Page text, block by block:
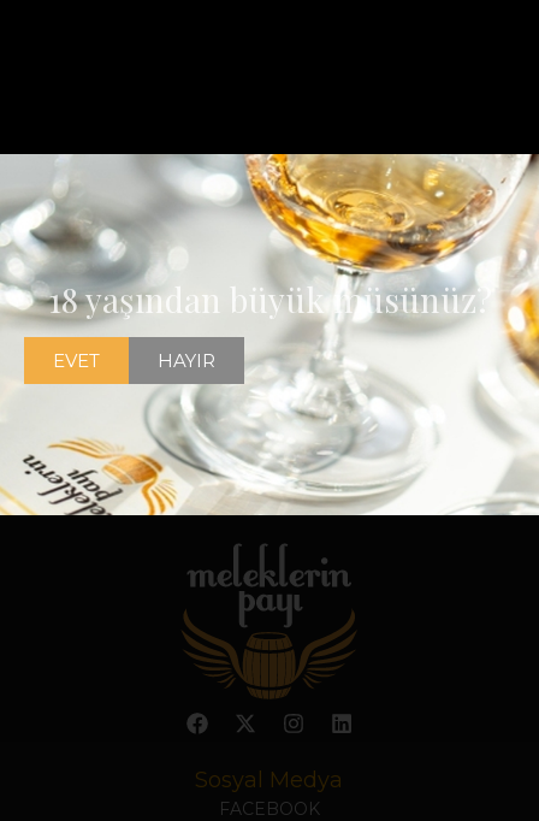
Sosyal Medya
FACEBOOK
18 yaşından büyük müsünüz?
EVET HAYIR